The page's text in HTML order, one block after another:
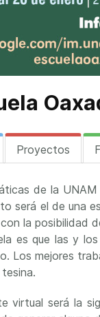
Proyectos
de la
será el de una
la posibilidad
es que las y
Los mejores
virtual será la